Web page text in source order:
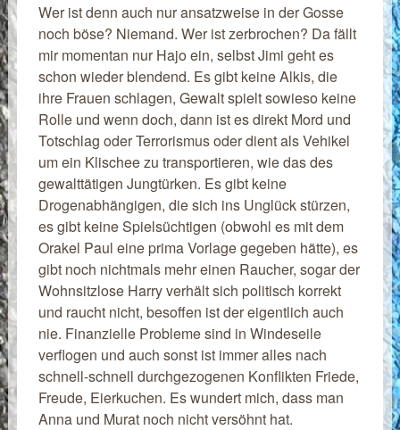
Wer ist denn auch nur ansatzweise in der Gosse
noch böse? Niemand. Wer ist zerbrochen? Da fällt
mir momentan nur Hajo ein, selbst Jimi geht es
schon wieder blendend. Es gibt keine Alkis, die
ihre Frauen schlagen, Gewalt spielt sowieso keine
Rolle und wenn doch, dann ist es direkt Mord und
Totschlag oder Terrorismus oder dient als Vehikel
um ein Klischee zu transportieren, wie das des
gewalttätigen Jungtürken. Es gibt keine
Drogenabhängigen, die sich ins Unglück stürzen,
es gibt keine Spielsüchtigen (obwohl es mit dem
Orakel Paul eine prima Vorlage gegeben hätte), es
gibt noch nichtmals mehr einen Raucher, sogar der
Wohnsitzlose Harry verhält sich politisch korrekt
und raucht nicht, besoffen ist der eigentlich auch
nie. Finanzielle Probleme sind in Windeseile
verflogen und auch sonst ist immer alles nach
schnell-schnell durchgezogenen Konflikten Friede,
Freude, Eierkuchen. Es wundert mich, dass man
Anna und Murat noch nicht versöhnt hat.